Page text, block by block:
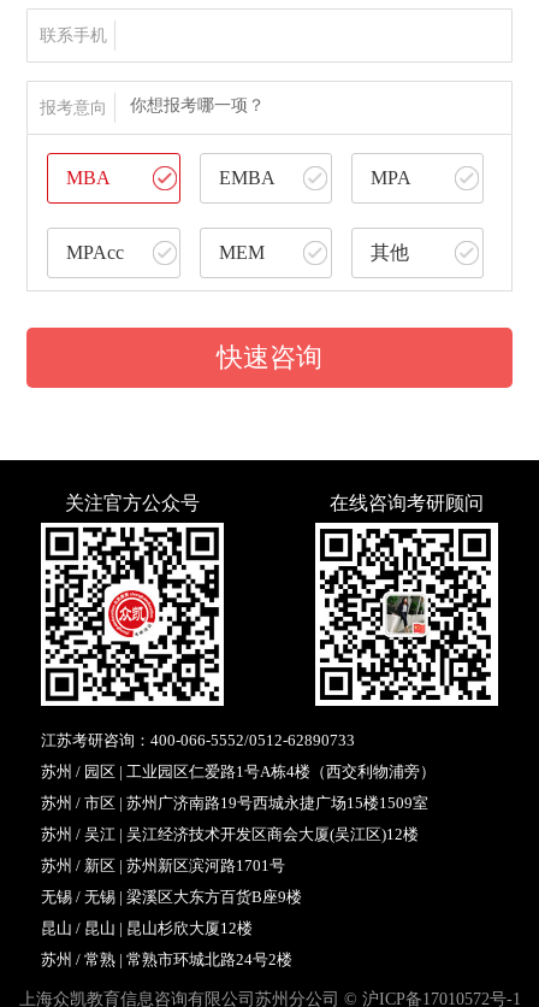
联系手机
报考意向 你想报考哪一项？
MBA EMBA MPA
MPAcc MEM 其他
快速咨询
关注官方公众号 在线咨询考研顾问
江苏考研咨询： 400-066-5552/0512-62890733
苏州 / 园区 | 工业园区仁爱路1号A栋4楼（西交利物浦旁）
苏州 / 市区 | 苏州广济南路19号西城永捷广场15楼1509室
苏州 / 吴江 | 吴江经济技术开发区商会大厦(吴江区)12楼
苏州 / 新区 | 苏州新区滨河路1701号
无锡 / 无锡 | 梁溪区大东方百货B座9楼
昆山 / 昆山 | 昆山杉欣大厦12楼
苏州 / 常熟 | 常熟市环城北路24号2楼
上海众凯教育信息咨询有限公司苏州分公司 © 沪ICP备17010572号-1